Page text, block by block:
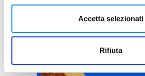
Accetta selezionati
Rifiuta